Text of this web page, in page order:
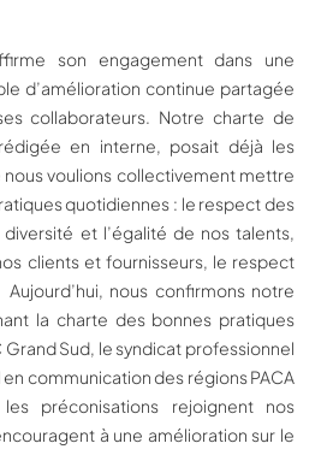
son engagement dans une
d’amélioration continue partagée
collaborateurs. Notre charte de
en interne, posait déjà les
voulions collectivement mettre
quotidiennes : le respect des
et l’égalité de nos talents,
clients et fournisseurs, le respect
nous confirmons notre
la charte des bonnes pratiques
Grand Sud, le syndicat professionnel
communication des régions PACA
préconisations rejoignent nos
à une amélioration sur le